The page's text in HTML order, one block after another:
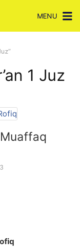
MENU
1 Juz
Muaffaq